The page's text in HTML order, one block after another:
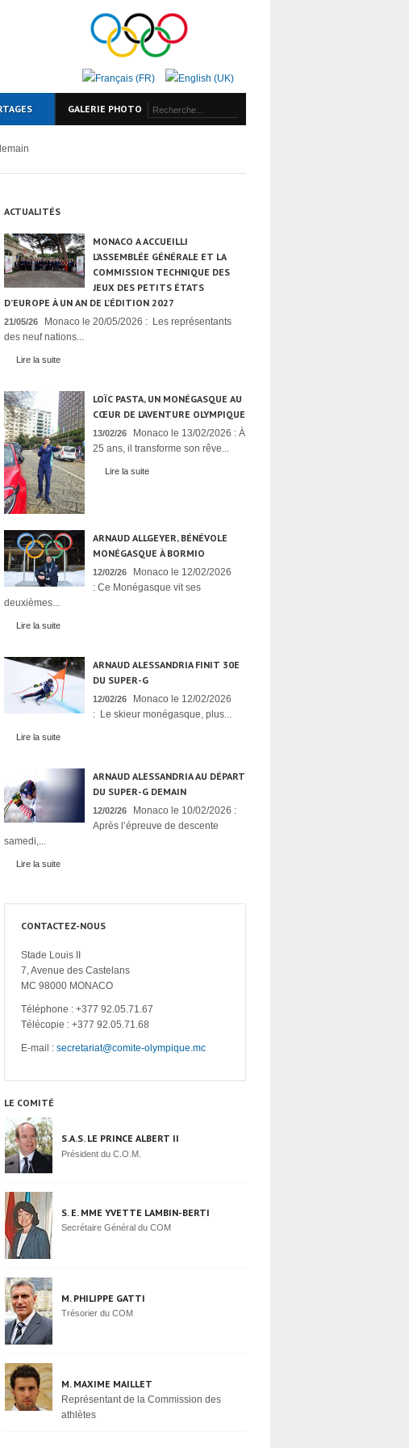
GALERIE PHOTO
ACTUALITÉS
MONACO A ACCUEILLI
L’ASSEMBLÉE GÉNÉRALE ET LA
COMMISSION TECHNIQUE DES
JEUX DES PETITS ÉTATS
D’EUROPE À UN AN DE L’ÉDITION 2027
21/05/26
Monaco le 20/05/2026 : Les représentants
des neuf nations...
Lire la suite
LOÏC PASTA, UN MONÉGASQUE AU
CŒUR DE L’AVENTURE OLYMPIQUE
13/02/26
Monaco le 13/02/2026 : À
25 ans, il transforme son rêve...
Lire la suite
ARNAUD ALLGEYER, BÉNÉVOLE
MONÉGASQUE À BORMIO
12/02/26
Monaco le 12/02/2026
: Ce Monégasque vit ses
deuxièmes...
Lire la suite
ARNAUD ALESSANDRIA FINIT 30E
DU SUPER-G
12/02/26
Monaco le 12/02/2026
: Le skieur monégasque, plus...
Lire la suite
ARNAUD ALESSANDRIA AU DÉPART
DU SUPER-G DEMAIN
12/02/26
Monaco le 10/02/2026 :
Après l’épreuve de descente
samedi,...
Lire la suite
CONTACTEZ-NOUS
Stade Louis II
7, Avenue des Castelans
MC 98000 MONACO
Téléphone : +377 92.05.71.67
Télécopie : +377 92.05.71.68
E-mail : secretariat@comite-olympique.mc
LE COMITÉ
S.A.S. LE PRINCE ALBERT II
Président du C.O.M.
S. E. MME YVETTE LAMBIN-BERTI
Secrétaire Général du COM
M. PHILIPPE GATTI
Trésorier du COM
M. MAXIME MAILLET
Représentant de la Commission des
athlètes